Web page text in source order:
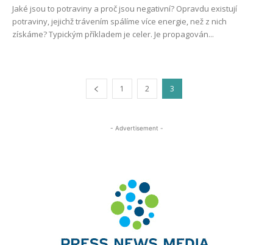
Jaké jsou to potraviny a proč jsou negativní? Opravdu existují
potraviny, jejichž trávením spálíme více energie, než z nich
získáme? Typickým příkladem je celer. Je propagován...
1 2 3
- Advertisement -